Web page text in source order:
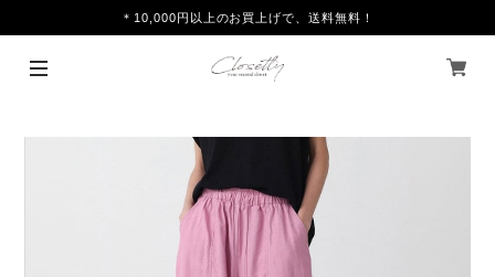
＊10,000円以上のお買上げで、送料無料！